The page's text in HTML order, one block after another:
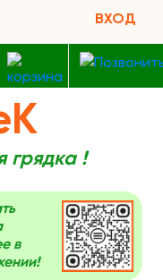
ВХОД
грядка !
в